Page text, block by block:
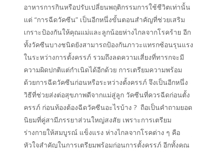
อาหารการกินหรือปรับเปลี่ยนพฤติกรรมการใช้ชีวิตเท่านั้น
แต่ “การฉีดวัคซีน” เป็นอีกหนึ่งขั้นตอนสำคัญที่ช่วยเสริม
เกราะป้องกันให้คุณแม่และลูกน้อยห่างไกลจากโรคร้าย อีก
ทั้งวัคซีนบางชนิดยังสามารถป้องกันภาวะแทรกซ้อนรุนแรง
ในระหว่างการตั้งครรภ์ รวมถึงลดความเสี่ยงที่ทารกจะมี
ความผิดปกติแต่กำเนิดได้อีกด้วย การเตรียมความพร้อม
ด้วยการฉีดวัคซีนก่อนหรือระหว่างตั้งครรภ์ จึงเป็นอีกหนึ่ง
วิธีที่ช่วยส่งต่อสุขภาพดีจากแม่สู่ลูก วัคซีนที่ควรฉีดก่อนตั้ง
ครรภ์ ก่อนท้องต้องฉีดวัคซีนอะไรบ้าง ? ถือเป็นคำถามยอด
นิยมที่คู่สามีภรรยาส่วนใหญ่สงสัย เพราะการเตรียม
ร่างกายให้สมบูรณ์ แข็งแรง ห่างไกลจากโรคต่าง ๆ คือ
หัวใจสำคัญในการเตรียมพร้อมก่อนการตั้งครรภ์ อีกทั้งคุณ